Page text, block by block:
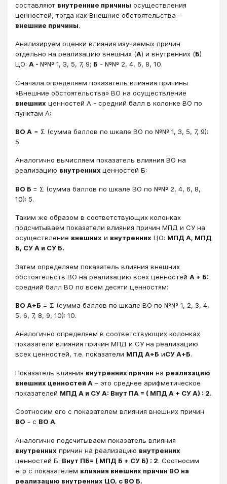
составляют внутренние причины осуществления
ценностей, тогда как Внешние обстоятельства –
внешние причины.
Анализируем оценки влияния изучаемых причин
отдельно на реализацию внешних (А) и внутренних (Б)
ЦО: А - №№ 1, 3, 5, 7, 9; Б - №№ 2, 4, 6, 8, 10.
Сначала определяем показатель влияния причины
«Внешние обстоятельства» ВО на осуществление
внешних ценностей А - средний балл в колонке ВО по
пунктам А:
ВО А = Σ (сумма баллов по шкале ВО по №№ 1, 3, 5, 7, 9):
5.
Аналогично вычисляем показатель влияния ВО на
реализацию внутренних ценностей Б:
ВО Б = Σ (сумма баллов по шкале ВО по №№ 2, 4, 6, 8,
10): 5.
Таким же образом в соответствующих колонках
подсчитываем показатели влияния причин МПД и СУ на
осуществление внешних и внутренних ЦО: МПД А, МПД
Б, СУ А и СУ Б.
Затем определяем показатель влияния внешних
обстоятельств ВО на реализацию всех ценностей А + Б:
средний балл ВО по всем десяти ценностям:
ВО А+Б = Σ (сумма баллов по шкале ВО по №№ 1, 2, 3, 4,
5, 6, 7, 8, 9, 10): 10.
Аналогично определяем в соответствующих колонках
показатели влияния причин МПД и СУ на реализацию
всех ценностей, т.е. показатели МПД А+Б иСУ А+Б.
Показатель влияния внутренних причин на реализацию
внешних ценностей А – это среднее арифметическое
показателей МПД А и СУ А: Внут ПА = ( МПД А + СУ А) : 2.
Соотносим его с показателем влияния внешних причин
ВО - с ВО А.
Аналогично подсчитываем показатель влияния
внутренних причин на реализацию внутренних
ценностей Б: Внут ПБ= ( МПД Б + СУ Б) : 2. Соотносим
его с показателем влияния внешних причин ВО на
реализацию внутренних ЦО, с ВО Б.